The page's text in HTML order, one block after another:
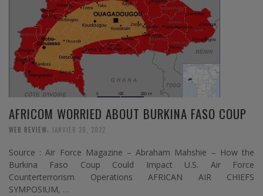
AFRICOM WORRIED ABOUT BURKINA FASO COUP
WEB REVIEW, JANVIER 28, 2022
Source : Air Force Magazine – Abraham Mahshie – How the
Burkina Faso Coup Could Impact U.S. Air Force
Counterterrorism Operations AFRICAN AIR CHIEFS
SYMPOSIUM, …